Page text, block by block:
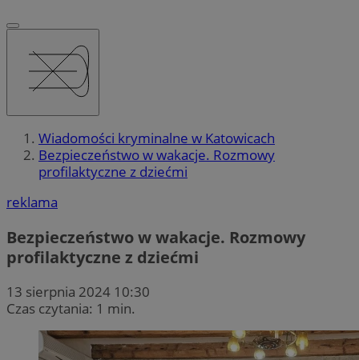
Wiadomości kryminalne w Katowicach
Bezpieczeństwo w wakacje. Rozmowy
profilaktyczne z dziećmi
reklama
Bezpieczeństwo w wakacje. Rozmowy
profilaktyczne z dziećmi
13 sierpnia 2024 10:30
Czas czytania: 1 min.